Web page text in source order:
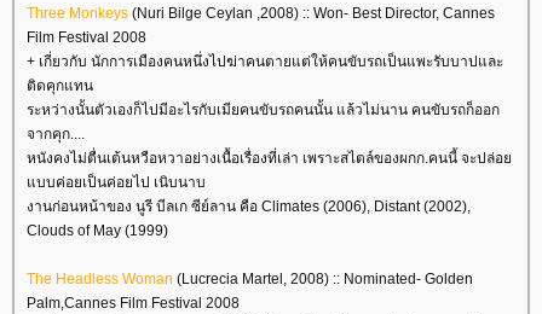
Three Monkeys (Nuri Bilge Ceylan ,2008) :: Won- Best Director, Cannes
Film Festival 2008
+ เกี่ยวกับ นักการเมืองคนหนึ่งไปฆ่าคนตายแต่ให้คนขับรถเป็นแพะรับบาปและ
ติดคุกแทน
ระหว่างนั้นตัวเองก็ไปมีอะไรกับเมียคนขับรถคนนั้น แล้วไม่นาน คนขับรถก็ออก
จากคุก....
หนังคงไม่ตื่นเต้นหวือหวาอย่างเนื้อเรื่องที่เล่า เพราะสไตล์ของผกก.คนนี้ จะปล่อ
บบค่อยเป็นค่อยไป เนิบนาบ
งานก่อนหน้าของ นูรี บีลเก ซีย์ลาน คือ Climates (2006), Distant (2002),
Clouds of May (1999)
The Headless Woman (Lucrecia Martel, 2008) :: Nominated- Golden
Palm,Cannes Film Festival 2008